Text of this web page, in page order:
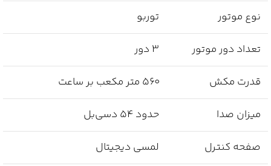
نوع موتور توربو
تعداد دور موتور ۳ دور
قدرت مکش ۵۶۰ متر مکعب بر ساعت
میزان صدا حدود ۵۴ دسی‌بل
صفحه کنترل لمسی دیجیتال